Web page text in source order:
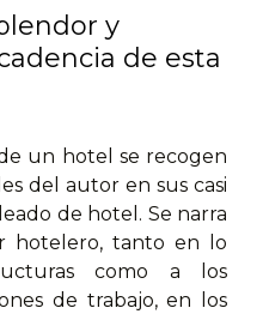
y
de esta
un hotel se recogen
del autor en sus casi
de hotel. Se narra
hotelero, tanto en lo
como a los
de trabajo, en los